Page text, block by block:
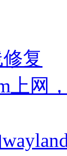
复
上网